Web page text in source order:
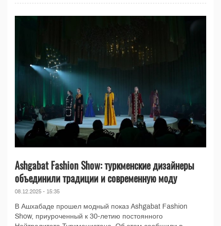
Ashgabat Fashion Show: туркменские дизайнеры
объединили традиции и современную моду
08.12.2025 - 15:35
В Ашхабаде прошел модный показ Ashgabat Fashion
Show, приуроченный к 30-летию постоянного